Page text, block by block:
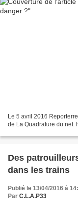
Le 5 avril 2016
de La Quadrature du net.
Des
dans les trains
Publié le 13/04/2016 à
Par C.L.A.P33